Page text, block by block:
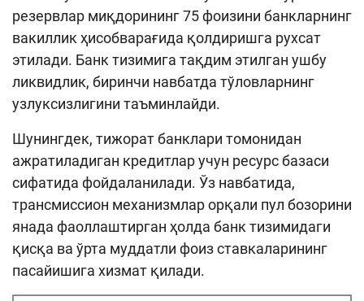
резервлар миқдорининг 75 фоизини банкларнинг
вакиллик ҳисобварағида қолдиришга рухсат
этилади. Банк тизимига тақдим этилган ушбу
ликвидлик, биринчи навбатда тўловларнинг
узлуксизлигини таъминлайди.
Шунингдек, тижорат банклари томонидан
ажратиладиган кредитлар учун ресурс базаси
сифатида фойдаланилади. Ўз навбатида,
трансмиссион механизмлар орқали пул бозорини
янада фаоллаштирган ҳолда банк тизимидаги
қисқа ва ўрта муддатли фоиз ставкаларининг
пасайишига хизмат қилади.